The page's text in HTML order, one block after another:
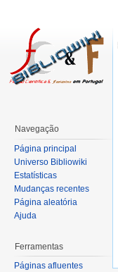
Navegação
Página principal
Universo Bibliowiki
Estatísticas
Mudanças recentes
Página aleatória
Ajuda
Ferramentas
Páginas afluentes